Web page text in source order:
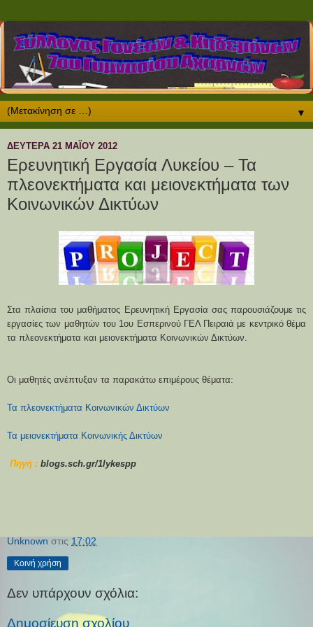
▼
ΔΕΥΤΈΡΑ 21 ΜΑΪ́ΟΥ 2012
Ερευνητική Εργασία Λυκείου – Τα
πλεονεκτήματα και μειονεκτήματα των
Κοινωνικών Δικτύων
Στα πλαίσια του μαθήματος Ερευνητική Εργασία σας παρουσιάζουμε τις
εργασίες των μαθητών του 1ου Εσπερινού ΓΕΛ Πειραιά με κεντρικό θέμα
τα πλεονεκτήματα και μειονεκτήματα Κοινωνικών Δικτύων.
Οι μαθητές ανέπτυξαν τα παρακάτω επιμέρους θέματα:
Τα πλεονεκτήματα Κοινωνικών Δικτύων
Τα μειονεκτήματα Κοινωνικής Δικτύων
Πηγή : blogs.sch.gr/1lykespp
Unknown στις 17:02
Κοινή χρήση
Δεν υπάρχουν σχόλια:
Δημοσίευση σχολίου